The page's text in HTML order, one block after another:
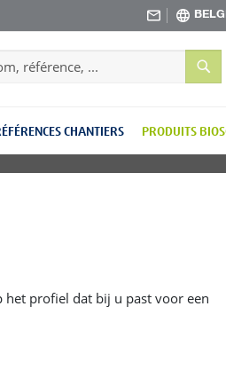
CHANTIERS PRODUITS
profiel dat bij u past voor een